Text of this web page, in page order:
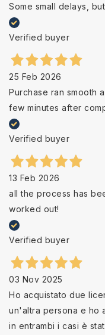
Some small delays,
Verified buyer
25 Feb 2026
Purchase ran smooth
few minutes after
Verified buyer
13 Feb 2026
all the process has
worked out!
Verified buyer
03 Nov 2025
Ho acquistato due
un'altra persona e ho
in entrambi i casi è